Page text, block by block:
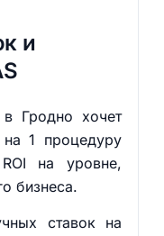
и
Гродно хочет
на 1 процедуру
на уровне,
бизнеса.
ставок на